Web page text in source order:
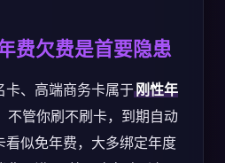
费欠费是首要隐患
卡、高端商务卡属于刚性年
不管你刷不刷卡，到期自动
看似免年费，大多绑定年度